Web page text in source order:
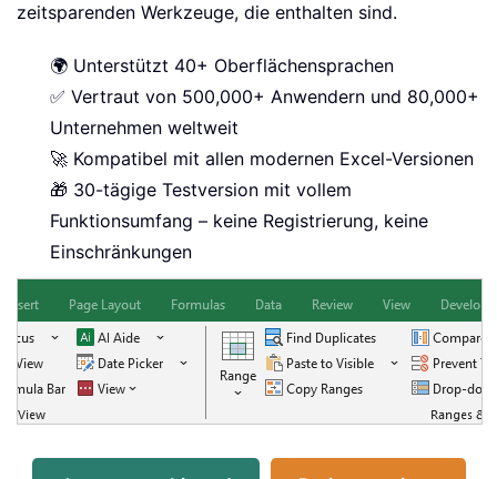
zeitsparenden Werkzeuge, die enthalten sind.
🌍 Unterstützt 40+ Oberflächensprachen
✅ Vertraut von 500,000+ Anwendern und 80,000+
Unternehmen weltweit
🚀 Kompatibel mit allen modernen Excel-Versionen
🎁 30-tägige Testversion mit vollem
Funktionsumfang – keine Registrierung, keine
Einschränkungen